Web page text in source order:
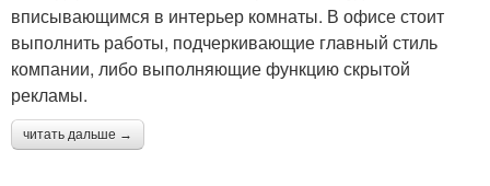
вписывающимся в интерьер комнаты. В офисе стоит
выполнить работы, подчеркивающие главный стиль
компании, либо выполняющие функцию скрытой
рекламы.
читать дальше →